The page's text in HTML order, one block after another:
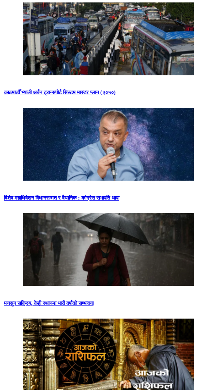
काठमाडौँ भ्याली अर्बन ट्रान्सपोर्ट सिस्टम मास्टर प्लान (२०५०)
विशेष महाधिवेशन विधानसम्मत र वैधानिक : कांग्रेस सभापति थापा
मनसुन सक्रिय, केही स्थानमा भारी वर्षाको सम्भावना